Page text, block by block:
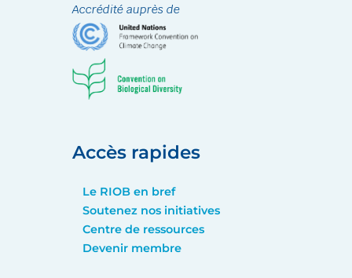
Accrédité auprès de
Accès rapides
Le RIOB en bref
Soutenez nos initiatives
Centre de ressources
Devenir membre